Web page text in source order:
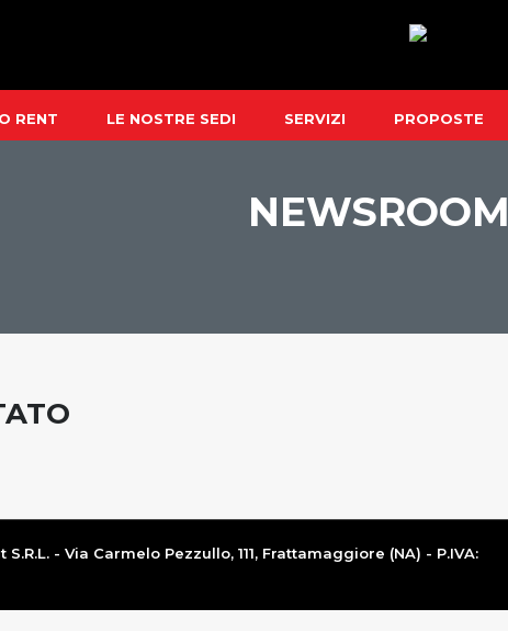
RENT LE NOSTRE SEDI SERVIZI PROPOSTE
NEWSROOM
- Via Carmelo Pezzullo, 111, Frattamaggiore (NA) - P.IVA: